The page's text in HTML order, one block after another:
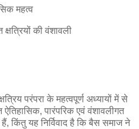
महत्व
क्षत्रियों की वंशावली
परंपरा के महत्वपूर्ण अध्यायों में से
पारंपरिक एवं वंशावलीगत
किंतु यह निर्विवाद है कि बैस समाज ने